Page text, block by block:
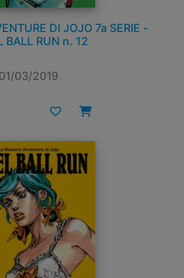
DI JOJO 7a SERIE -
BALL RUN n. 12
01/03/2019